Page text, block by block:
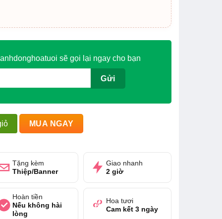
sẽ gọi lại ngay cho bạn
MUA NGAY
Tặng kèm
Thiệp/Banner
Giao nhanh
2 giờ
Hoàn tiền
Nếu không hài
lòng
Hoa tươi
Cam kết 3 ngày